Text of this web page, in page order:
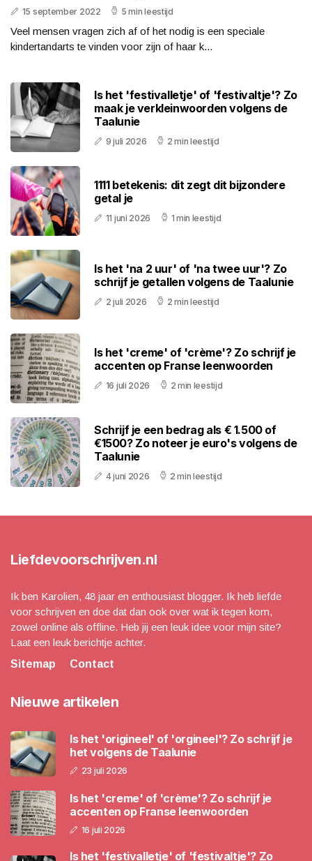
15 september 2022 5 min leestijd
Veel mensen vragen zich af of het nodig is een speciale
kindertandarts te vinden voor zijn of haar k...
Is het 'festivalletje' of 'festivaltje'? Zo
maak je verkleinwoorden volgens de
Taalunie
9 juli 2026 2 min leestijd
1111 betekenis: dit zegt dit bijzondere
getal je
11 juni 2026 1 min leestijd
Is het 'na 2 uur' of 'na twee uur'? Zo
schrijf je getallen volgens de Taalunie
2 juli 2026 2 min leestijd
Is het 'creme' of 'crème'? Zo schrijf je
accenten op Franse leenwoorden
16 juli 2026 2 min leestijd
Schrijf je een bedrag als € 1.500 of
€1500? Zo noteer je euro's volgens de
Taalunie
4 juni 2026 2 min leestijd
Liefdevoorschrijven.nl
Ik ben Karolien, 48 jaar en enthousiast blogger. Ik heb liefde
voor schrijven en doe dat dan ook over wat ik tegen kom,
zowel online als offline. Heb jij een leuk idee voor mijn site?
Laat een leuk berichtje achter.
Sitemap
Contact
Nieuwe artikelen
Is het 'origineel' of 'orgineel'? Zo schrijf je
het volgens de Taalunie
23 juli 2026
Is het 'creme' of 'crème'? Zo schrijf je
accenten op Franse leenwoorden
16 juli 2026
Is het 'festivalletje' of 'festivaltje'? Zo